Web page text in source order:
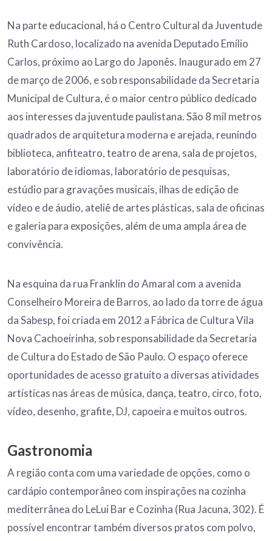
Na parte educacional, há o Centro Cultural da Juventude
Ruth Cardoso, localizado na avenida Deputado Emílio
Carlos, próximo ao Largo do Japonês. Inaugurado em 27
de março de 2006, e sob responsabilidade da Secretaria
Municipal de Cultura, é o maior centro público dedicado
aos interesses da juventude paulistana. São 8 mil metros
quadrados de arquitetura moderna e arejada, reunindo
biblioteca, anfiteatro, teatro de arena, sala de projetos,
laboratório de idiomas, laboratório de pesquisas,
estúdio para gravações musicais, ilhas de edição de
vídeo e de áudio, ateliê de artes plásticas, sala de oficinas
e galeria para exposições, além de uma ampla área de
convivência.
Na esquina da rua Franklin do Amaral com a avenida
Conselheiro Moreira de Barros, ao lado da torre de água
da Sabesp, foi criada em 2012 a Fábrica de Cultura Vila
Nova Cachoeirinha, sob responsabilidade da Secretaria
de Cultura do Estado de São Paulo. O espaço oferece
oportunidades de acesso gratuito a diversas atividades
artísticas nas áreas de música, dança, teatro, circo, foto,
vídeo, desenho, grafite, DJ, capoeira e muitos outros.
Gastronomia
A região conta com uma variedade de opções, como o
cardápio contemporâneo com inspirações na cozinha
mediterrânea do LeLui Bar e Cozinha (Rua Jacuna, 302). É
possível encontrar também diversos pratos com polvo,